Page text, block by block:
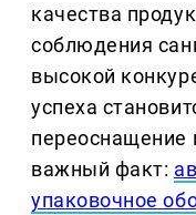
качества
соблюдения
высокой
успеха
переоснащение
важный факт:
упаковочное